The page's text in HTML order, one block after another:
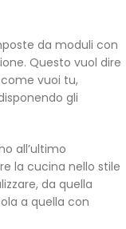
da moduli con
Questo vuol dire
vuoi tu,
gli
all’ultimo
la cucina nello stile
da quella
a quella con